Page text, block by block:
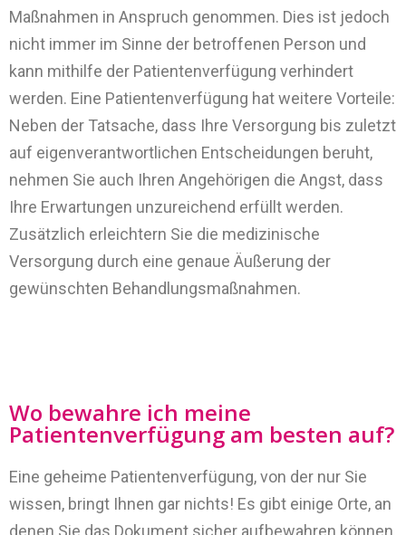
Maßnahmen in Anspruch genommen. Dies ist jedoch
nicht immer im Sinne der betroffenen Person und
kann mithilfe der Patientenverfügung verhindert
werden. Eine Patientenverfügung hat weitere Vorteile:
Neben der Tatsache, dass Ihre Versorgung bis zuletzt
auf eigenverantwortlichen Entscheidungen beruht,
nehmen Sie auch Ihren Angehörigen die Angst, dass
Ihre Erwartungen unzureichend erfüllt werden.
Zusätzlich erleichtern Sie die medizinische
Versorgung durch eine genaue Äußerung der
gewünschten Behandlungsmaßnahmen.
Wo bewahre ich meine
Patientenverfügung am besten auf?
Eine geheime Patientenverfügung, von der nur Sie
wissen, bringt Ihnen gar nichts! Es gibt einige Orte, an
denen Sie das Dokument sicher aufbewahren können.